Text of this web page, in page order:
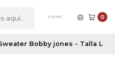
0
Bobby jones - Talla L